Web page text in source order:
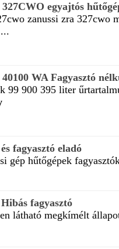
egyajtós
zanussi zra 327cwo
WA Fagyasztó
99 900 395 liter
fagyasztó eladó
gép hűtőgépek
fagyasztó
látható megkímélt